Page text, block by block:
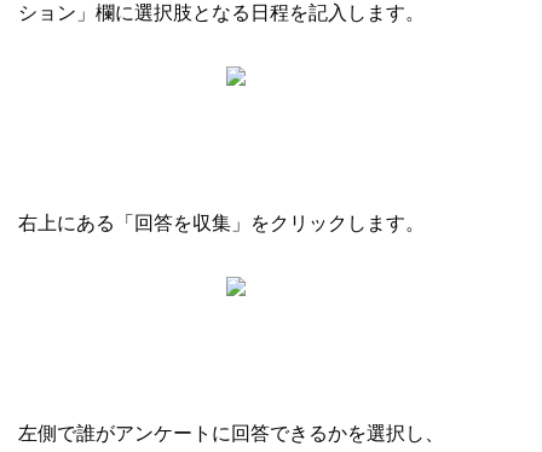
ション」欄に選択肢となる日程を記入します。
右上にある「回答を収集」をクリックします。
左側で誰がアンケートに回答できるかを選択し、